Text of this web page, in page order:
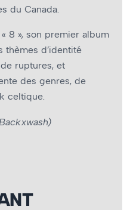
du Canada.
« 8 », son premier album
thèmes d’identité
ruptures, et
des genres, de
celtique.